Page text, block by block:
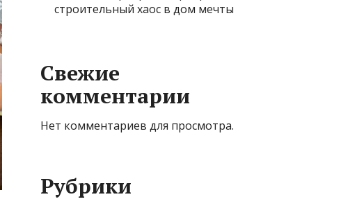
строительный хаос в дом мечты
Свежие
комментарии
Нет комментариев для просмотра.
Рубрики